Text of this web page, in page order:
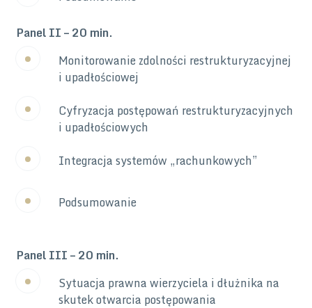
Panel II – 20 min.
Monitorowanie zdolności restrukturyzacyjnej
i upadłościowej
Cyfryzacja postępowań restrukturyzacyjnych
i upadłościowych
Integracja systemów „rachunkowych”
Podsumowanie
Panel III – 20 min.
Sytuacja prawna wierzyciela i dłużnika na
skutek otwarcia postępowania